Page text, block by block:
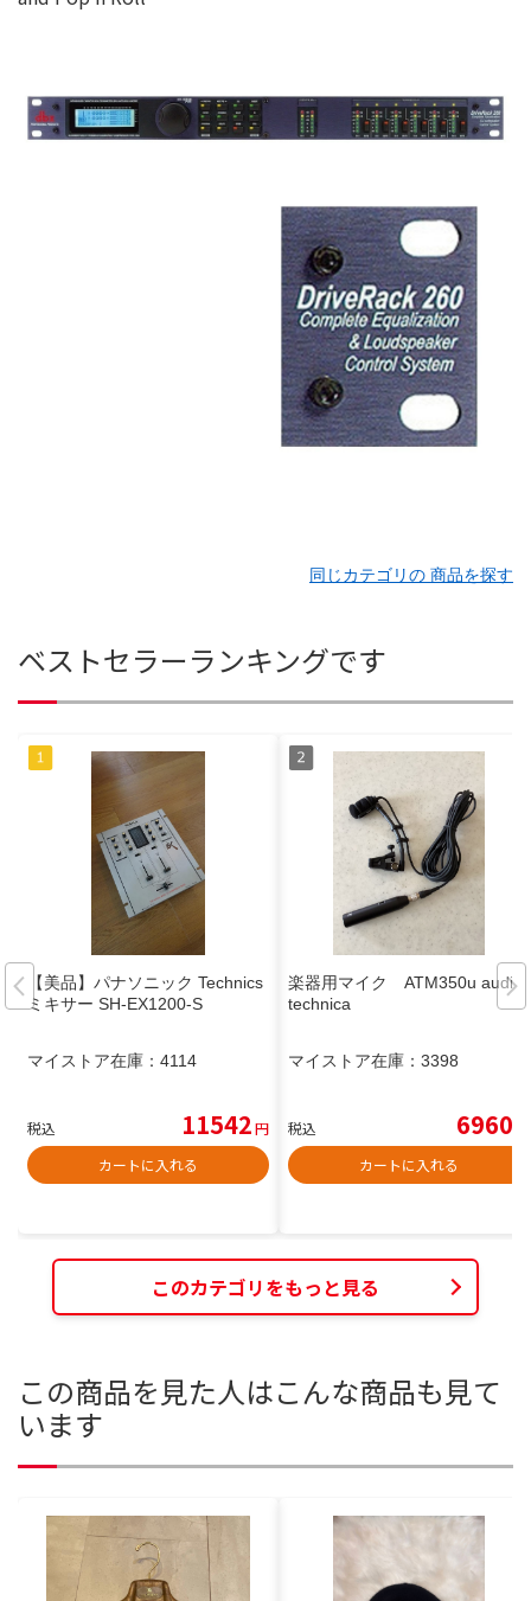
同じカテゴリの 商品を探す
ベストセラーランキングです
【美品】パナソニック Technics
ミキサー SH-EX1200-S
マイストア在庫： 4114
税込 11542円
カートに入れる
楽器用マイク ATM350u audio-
technica
マイストア在庫： 3398
税込 6960
カートに入れる
このカテゴリをもっと見る
この商品を見た人はこんな商品も見て
います